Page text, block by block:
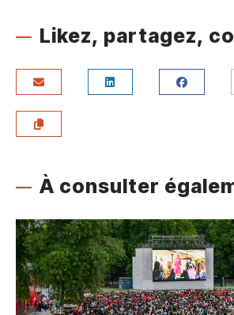
Likez, partagez,
À consulter